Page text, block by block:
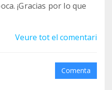
veterinariosgodelleta/
groups/177705540592
¡Gracias por lo que
Veure tot el comentari
Comenta